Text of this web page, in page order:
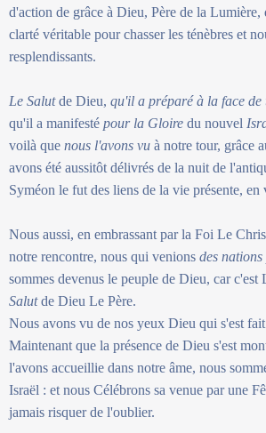
d'action de grâce à Dieu, Père de la Lumière,
clarté véritable pour chasser les ténèbres et
resplendissants.
Le Salutde Dieu, qu'il a préparé à la face de
qu'il a manifesté pour la Gloire du nouvel
voilà que nous l'avons vu à notre tour, grâce
avons été aussitôt délivrés de la nuit de
Syméon le fut des liens de la vie présente,
Nous aussi, en embrassant par la Foi Le
notre rencontre, nous qui venions des nations
sommes devenus le peuple de Dieu, car c'est
Salutde Dieu Le Père.
Nous avons vu de nos yeux Dieu qui s'est
Maintenant que la présence de Dieu s'est
l'avons accueillie dans notre âme, nous
Israël : et nous Célébrons sa venue par une
jamais risquer de l'oublier.